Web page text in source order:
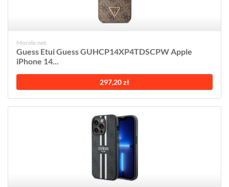
Morele.net
Guess Etui Guess GUHCP14XP4TDSCPW Apple
iPhone 14...
297,20 zł